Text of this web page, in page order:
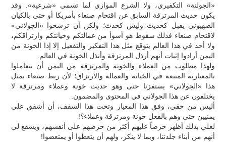
«الجولنة» التكفيري، ولا الشرع الموازي لما تسمى «شرعية». وقد
يكون حديث المرتزقة السابق عن اقتحام صنعاء بأمريكا أو حتى بالكيان
الصهيوني يقبل كحديث ولیس كحدث؛ ولكن أن ترشحوا «الجولاني»
لاقتحام صنعاء فذلك سقوط هو أسوأ من عمالتكم وخيانتكم وارتزاقكم،
ولا أحد في هذا العالم يتوقع مثل هذا التفكير والتفعيل إلا إذا الخونة من
اليمن أرادوا إثبات أنهم أرذل المرتزقة وأنذل الخونة في العالم.
ولهذا مطلوب من العملاء والخونة والمرتزقة من اليمن أن يتعاملوا
بالمعيارية المتبعة في الخيانة والعمالة والارتزاق؛ لأن ربط صنعاء بمثل
هذا «الجولاني» يستفزنا حتى وهو حديث خونة وعملاء ومرتزقة لا
يختلفون عن هذا الجولاني في المحتوى والمضمون.
أليس من حقي، وفق هذا المعيار وتحت هذا السقف، أن أشفق على
يمنيين حتى وهم بالفعل خونة ومرتزقة وعملاء؟!
لعلي بذلك أظهر حرصاً عليهم أكثر من حرصهم على أنفسهم، ويشفع لي
أنهم من أبناء جلدتنا، وبما لا ينكر، ولهم أن يتعظوا أو يمتعضوا!